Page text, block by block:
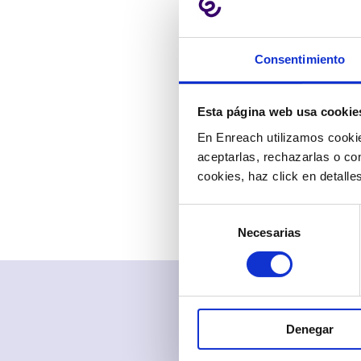
Consentimiento
Esta página web usa
En Enreach utilizamos
aceptarlas, rechazarlas o
cookies, haz click en
consentimiento
Necesarias
Denegar
en